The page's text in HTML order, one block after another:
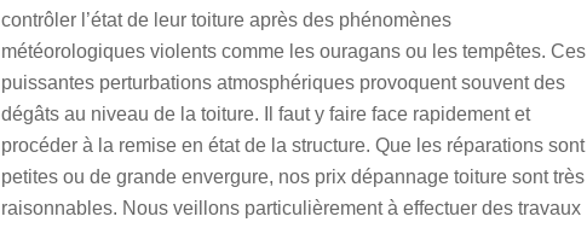
contrôler l’état de leur toiture après des phénomènes
météorologiques violents comme les ouragans ou les tempêtes. Ces
puissantes perturbations atmosphériques provoquent souvent des
dégâts au niveau de la toiture. Il faut y faire face rapidement et
procéder à la remise en état de la structure. Que les réparations sont
petites ou de grande envergure, nos prix dépannage toiture sont très
raisonnables. Nous veillons particulièrement à effectuer des travaux